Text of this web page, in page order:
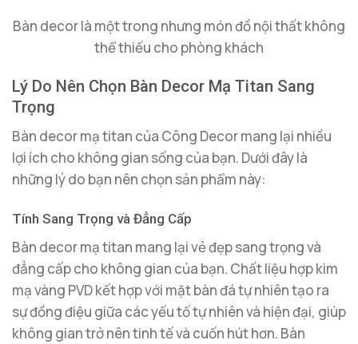
Bàn decor là một trong nhưng món đồ nội thất không
thể thiếu cho phòng khách
Lý Do Nên Chọn Bàn Decor Mạ Titan Sang
Trọng
Bàn decor mạ titan của Công Decor mang lại nhiều
lợi ích cho không gian sống của bạn. Dưới đây là
những lý do bạn nên chọn sản phẩm này:
Tính Sang Trọng và Đẳng Cấp
Bàn decor mạ titan mang lại vẻ đẹp sang trọng và
đẳng cấp cho không gian của bạn. Chất liệu hợp kim
mạ vàng PVD kết hợp với mặt bàn đá tự nhiên tạo ra
sự đồng điệu giữa các yếu tố tự nhiên và hiện đại, giúp
không gian trở nên tinh tế và cuốn hút hơn. Bàn